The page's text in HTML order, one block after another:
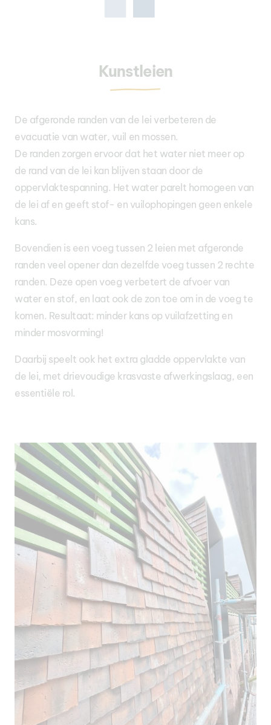
Kunstleien
De afgeronde randen van de lei verbeteren de
evacuatie van water, vuil en mossen.
De randen zorgen ervoor dat het water niet meer op
de rand van de lei kan blijven staan door de
oppervlaktespanning. Het water parelt homogeen van
de lei af en geeft stof- en vuilophopingen geen enkele
kans.
Bovendien is een voeg tussen 2 leien met afgeronde
randen veel opener dan dezelfde voeg tussen 2 rechte
randen. Deze open voeg verbetert de afvoer van
water en stof, en laat ook de zon toe om in de voeg te
komen. Resultaat: minder kans op vuilafzetting en
minder mosvorming!
Daarbij speelt ook het extra gladde oppervlakte van
de lei, met drievoudige krasvaste afwerkingslaag, een
essentiële rol.